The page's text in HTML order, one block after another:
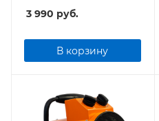
E05M-11 (механическое
3 990 руб.
В корзину